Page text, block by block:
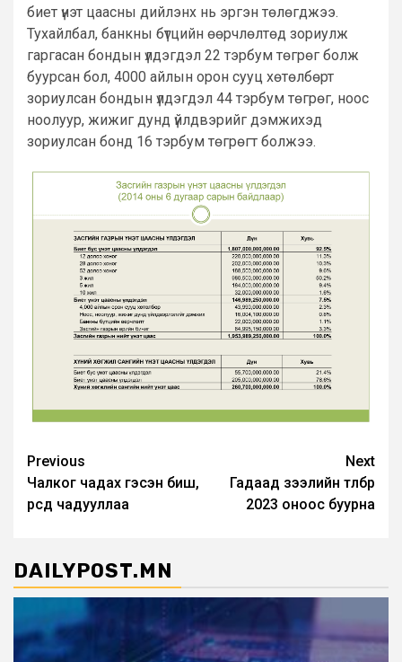
биет үнэт цаасны дийлэнх нь эргэн төлөгджээ.
Тухайлбал, банкны бүтцийн өөрчлөлтөд зориулж
гаргасан бондын үлдэгдэл 22 тэрбум төгрөг болж
буурсан бол, 4000 айлын орон сууц хөтөлбөрт
зориулсан бондын үлдэгдэл 44 тэрбум төгрөг, ноос
ноолуур, жижиг дунд үйлдвэрийг дэмжихэд
зориулсан бонд 16 тэрбум төгрөгт болжээ.
Post
navigation
Previous
Чалког чадах гэсэн биш,
өөрсдөө чадууллаа
Next
Гадаад зээлийн төлбөр
2023 оноос буурна
DAILYPOST.MN